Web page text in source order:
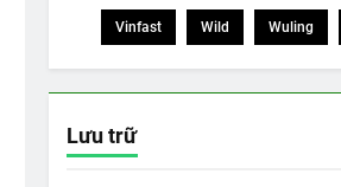
Vinfast Wild Wuling
Lưu trữ